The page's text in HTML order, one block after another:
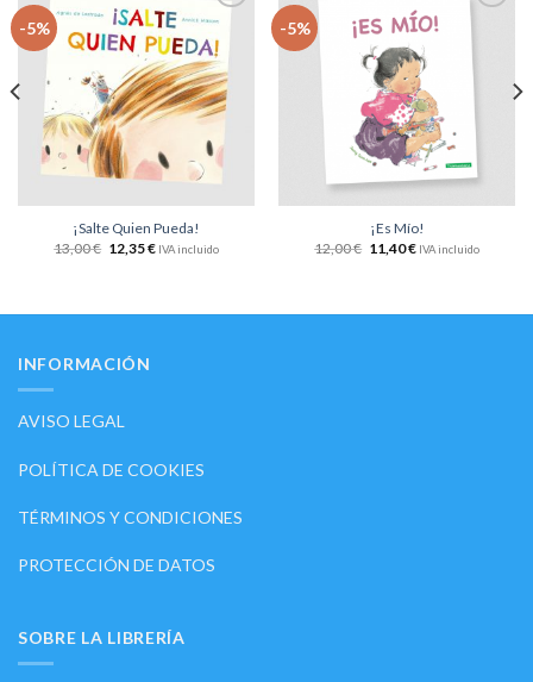
-5%
Añadir
a la
lista
de
deseos
¡Salte Quien Pueda!
13,00€ 12,35€ IVA incluido
-5%
¡Es Mío!
12,00€ 11,40€ IVA incluido
INFORMACIÓN
AVISO LEGAL
POLÍTICA DE COOKIES
TÉRMINOS Y CONDICIONES
PROTECCIÓN DE DATOS
SOBRE LA LIBRERÍA